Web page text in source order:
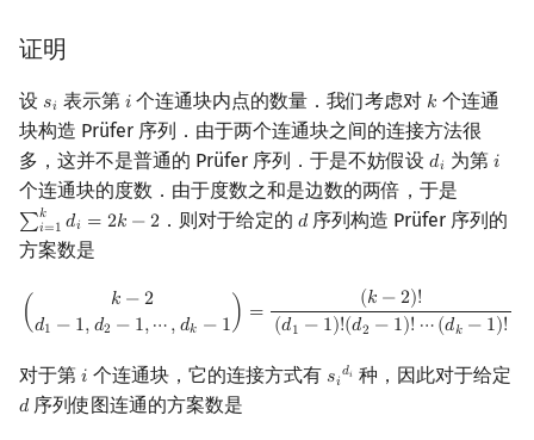
证明
设 𝑠𝑖
si 表示第 𝑖
i 个连通块内点的数量．我们考虑对 𝑘
k 个连通
块构造 Prüfer 序列．由于两个连通块之间的连接方法很
多，这并不是普通的 Prüfer 序列．于是不妨假设 𝑑𝑖
di 为第 𝑖
i
个连通块的度数．由于度数之和是边数的两倍，于是
∑𝑘
𝑖=1 𝑑𝑖 = 2𝑘 −2
∑i=1k di=2k −2 ．则对于给定的 𝑑
d序列构造 Prüfer 序列的
方案数是
( 𝑘 −2
𝑑1 − 1,𝑑2 − 1,⋯,𝑑𝑘 − 1 ) = (𝑘 −2)!
(𝑑1 − 1)!(𝑑2 − 1)! ⋯(𝑑𝑘 − 1)!
−1,d 2 1) d2−1) !⋯
对于第 𝑖
i 个连通块，它的连接方式有 𝑠𝑖
𝑑𝑖
sid 种，因此对于给定
𝑑
d序列使图连通的方案数是